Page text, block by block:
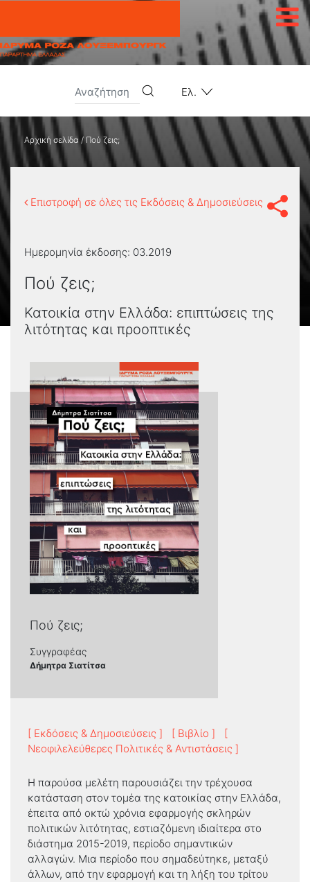
Ελ.
Αρχική σελίδα /Πού ζεις;
Επιστροφή σε όλες τις Εκδόσεις & Δημοσιεύσεις
Ημερομηνία έκδοσης: 03.2019
Πού ζεις;
Κατοικία στην Ελλάδα: επιπτώσεις της
λιτότητας και προοπτικές
Πού ζεις;
Συγγραφέας
Δήμητρα Σιατίτσα
[ Εκδόσεις & Δημοσιεύσεις ] [ Βιβλίο ]
[
Νεοφιλελεύθερες Πολιτικές & Αντιστάσεις ]
Η παρούσα μελέτη παρουσιάζει την τρέχουσα
κατάσταση στον τομέα της κατοικίας στην Ελλάδα,
έπειτα από οκτώ χρόνια εφαρμογής σκληρών
πολιτικών λιτότητας, εστιαζόμενη ιδιαίτερα στο
διάστημα 2015-2019, περίοδο σημαντικών
αλλαγών. Μια περίοδο που σημαδεύτηκε, μεταξύ
άλλων, από την εφαρμογή και τη λήξη του τρίτου